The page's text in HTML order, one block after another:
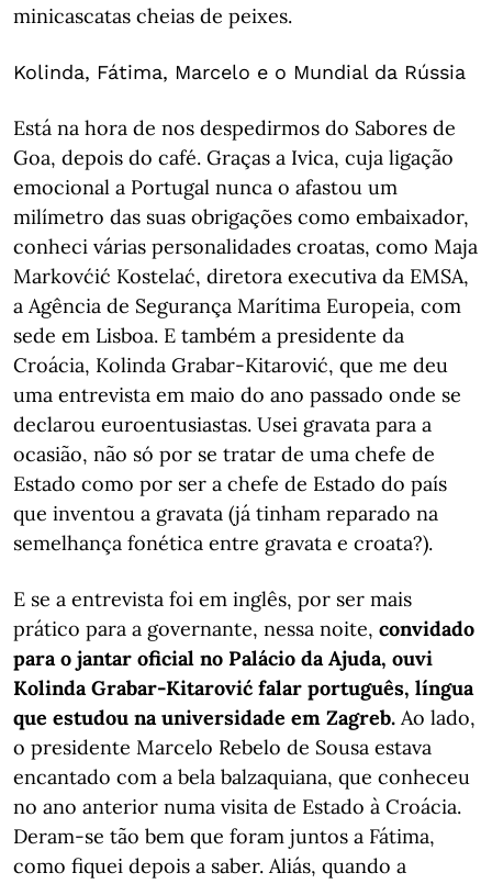
minicascatas cheias de peixes.
Kolinda, Fátima, Marcelo e o Mundial da Rússia
Está na hora de nos despedirmos do Sabores de
Goa, depois do café. Graças a Ivica, cuja ligação
emocional a Portugal nunca o afastou um
milímetro das suas obrigações como embaixador,
conheci várias personalidades croatas, como Maja
Markovćić Kostelać, diretora executiva da EMSA,
a Agência de Segurança Marítima Europeia, com
sede em Lisboa. E também a presidente da
Croácia, Kolinda Grabar-Kitarović, que me deu
uma entrevista em maio do ano passado onde se
declarou euroentusiastas. Usei gravata para a
ocasião, não só por se tratar de uma chefe de
Estado como por ser a chefe de Estado do país
que inventou a gravata (já tinham reparado na
semelhança fonética entre gravata e croata?).
E se a entrevista foi em inglês, por ser mais
prático para a governante, nessa noite, convidado
para o jantar oficial no Palácio da Ajuda, ouvi
Kolinda Grabar-Kitarović falar português, língua
que estudou na universidade em Zagreb. Ao lado,
o presidente Marcelo Rebelo de Sousa estava
encantado com a bela balzaquiana, que conheceu
no ano anterior numa visita de Estado à Croácia.
Deram-se tão bem que foram juntos a Fátima,
como fiquei depois a saber. Aliás, quando a